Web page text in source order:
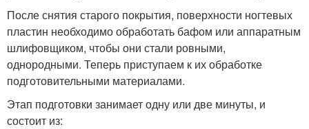
После снятия старого покрытия, поверхности ногтевых
пластин необходимо обработать бафом или аппаратным
шлифовщиком, чтобы они стали ровными,
однородными. Теперь приступаем к их обработке
подготовительными материалами.
Этап подготовки занимает одну или две минуты, и
состоит из: